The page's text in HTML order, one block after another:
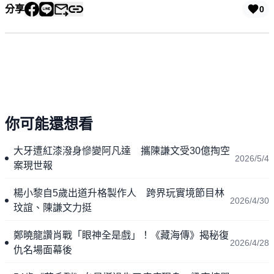
分享 0
你可能還想看
大牙遭紅漆潑身慘變阿凡達 攜陳謙文受30億掏空
案現世報
2026/5/4
楊小黎自5歲出道升格製作人 跨界玩實境節目林
玟誼、陳謙文力挺
2026/4/30
鄭曉龍讚肖戰「眼神全是戲」！《藏海傳》揭秘復
仇名場面幕後
2026/4/28